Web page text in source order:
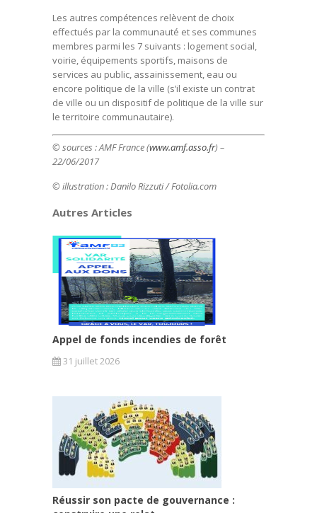
Les autres compétences relèvent de choix
effectués par la communauté et ses communes
membres parmi les 7 suivants : logement social,
voirie, équipements sportifs, maisons de
services au public, assainissement, eau ou
encore politique de la ville (s’il existe un contrat
de ville ou un dispositif de politique de la ville sur
le territoire communautaire).
© sources :AMF France (www.amf.asso.fr) –
22/06/2017
© illustration : Danilo Rizzuti / Fotolia.com
Autres Articles
Appel de fonds incendies de forêt
31 juillet 2026
Réussir son pacte de gouvernance :